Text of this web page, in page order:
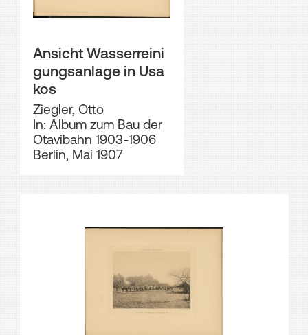
Ansicht Wasserreini
gungsanlage in Usa
kos
Ziegler, Otto
In: Album zum Bau der
Otavibahn 1903-1906
Berlin, Mai 1907